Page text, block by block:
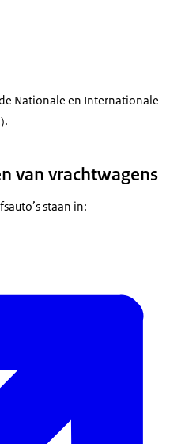
Nationale en Internationale
van vrachtwagens
staan in: